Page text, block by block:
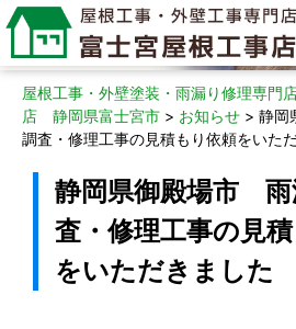
お知らせ
屋根工事・外壁塗装・雨漏り修理専門
店 静岡県富士宮市 > お知らせ > 静岡
調査・修理工事の見積もり依頼をいた
静岡県御殿場市 雨
査・修理工事の見
をいただきました